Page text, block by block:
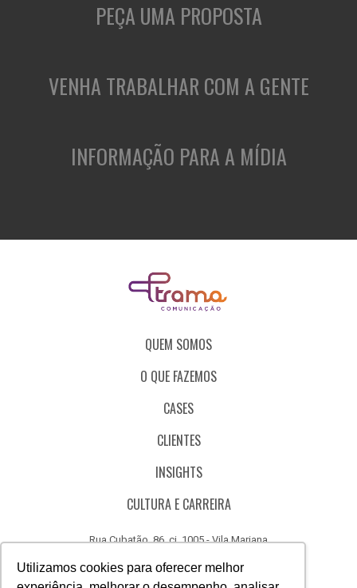
Utilizamos cookies para oferecer melhor
PEÇA UMA PROPOSTA
VENHA TRABALHAR COM A GENTE
INFORMAÇÃO PARA A MÍDIA
QUEM SOMOS
O QUE FAZEMOS
CASES
CLIENTES
INSIGHTS
CULTURA E CARREIRA
Rua Cubatão, 86, cj. 1005 - Vila Mariana